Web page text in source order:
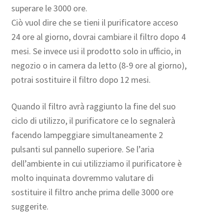
superare le 3000 ore.
Ciò vuol dire che se tieni il purificatore acceso
24 ore al giorno, dovrai cambiare il filtro dopo 4
mesi. Se invece usi il prodotto solo in ufficio, in
negozio o in camera da letto (8-9 ore al giorno),
potrai sostituire il filtro dopo 12 mesi.
Quando il filtro avrà raggiunto la fine del suo
ciclo di utilizzo, il purificatore ce lo segnalerà
facendo lampeggiare simultaneamente 2
pulsanti sul pannello superiore. Se l’aria
dell’ambiente in cui utilizziamo il purificatore è
molto inquinata dovremmo valutare di
sostituire il filtro anche prima delle 3000 ore
suggerite.